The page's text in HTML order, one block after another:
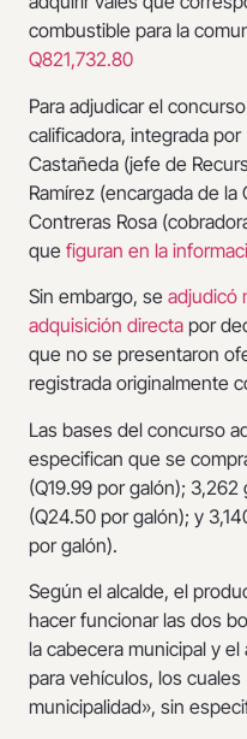
combustible para la
Q821,732.80
Para adjudicar el
calificadora, integrada
Castañeda (jefe de
Ramírez (encargada de
Contreras Rosa
que figuran en la
Sin embargo, se adjudicó
adquisición directa por
que no se presentaron
registrada originalmente
Las bases del concurso
especifican que se
(Q19.99 por galón);
(Q24.50 por galón); y
por galón).
Según el alcalde, el
hacer funcionar las dos
la cabecera municipal y el
para vehículos, los
municipalidad», sin